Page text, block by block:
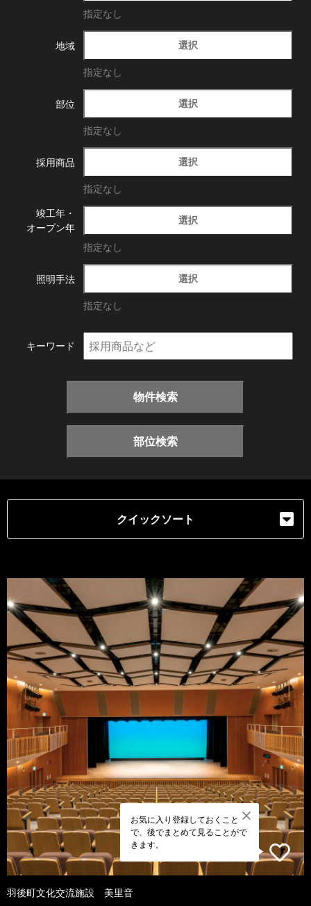
指定なし
地域 選択
指定なし
部位 選択
指定なし
採用商品 選択
指定なし
竣工年・
オープン年
選択
指定なし
照明手法 選択
指定なし
キーワード
物件検索
部位検索
クイックソート
お気に入り登録しておくこと
で、後でまとめて見ることがで
きます。
羽後町文化交流施設 美里音